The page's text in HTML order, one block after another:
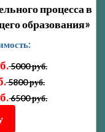
процесса в
образования»
5000 руб.
5800 руб.
6500 руб.